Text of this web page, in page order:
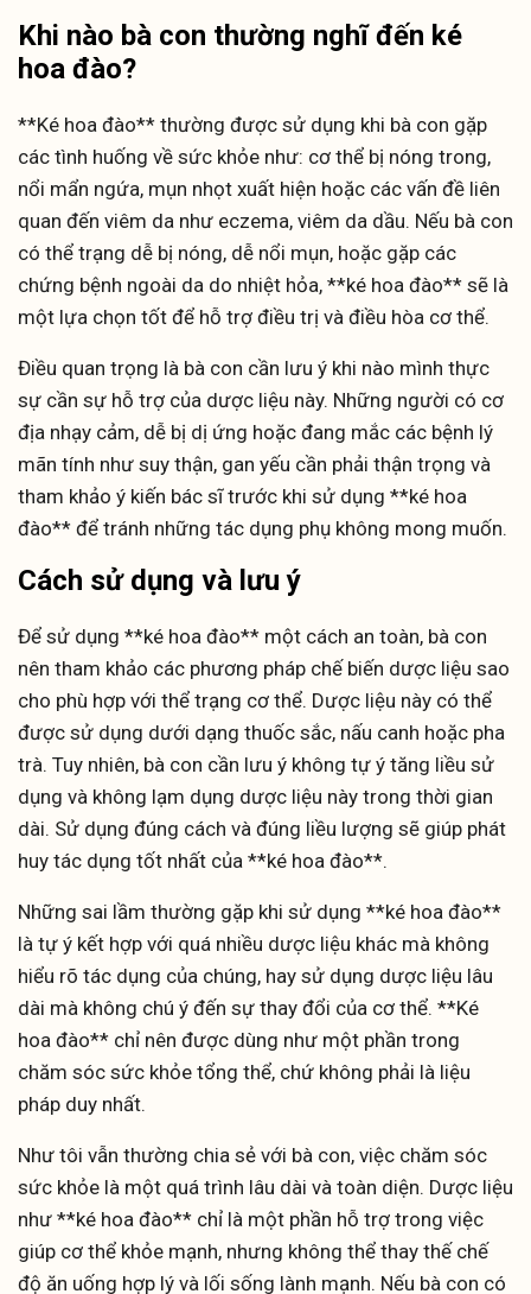
Khi nào bà con thường nghĩ đến ké
hoa đào?
**Ké hoa đào** thường được sử dụng khi bà con gặp
các tình huống về sức khỏe như: cơ thể bị nóng trong,
nổi mẩn ngứa, mụn nhọt xuất hiện hoặc các vấn đề liên
quan đến viêm da như eczema, viêm da dầu. Nếu bà con
có thể trạng dễ bị nóng, dễ nổi mụn, hoặc gặp các
chứng bệnh ngoài da do nhiệt hỏa, **ké hoa đào** sẽ là
một lựa chọn tốt để hỗ trợ điều trị và điều hòa cơ thể.
Điều quan trọng là bà con cần lưu ý khi nào mình thực
sự cần sự hỗ trợ của dược liệu này. Những người có cơ
địa nhạy cảm, dễ bị dị ứng hoặc đang mắc các bệnh lý
mãn tính như suy thận, gan yếu cần phải thận trọng và
tham khảo ý kiến bác sĩ trước khi sử dụng **ké hoa
đào** để tránh những tác dụng phụ không mong muốn.
Cách sử dụng và lưu ý
Để sử dụng **ké hoa đào** một cách an toàn, bà con
nên tham khảo các phương pháp chế biến dược liệu sao
cho phù hợp với thể trạng cơ thể. Dược liệu này có thể
được sử dụng dưới dạng thuốc sắc, nấu canh hoặc pha
trà. Tuy nhiên, bà con cần lưu ý không tự ý tăng liều sử
dụng và không lạm dụng dược liệu này trong thời gian
dài. Sử dụng đúng cách và đúng liều lượng sẽ giúp phát
huy tác dụng tốt nhất của **ké hoa đào**.
Những sai lầm thường gặp khi sử dụng **ké hoa đào**
là tự ý kết hợp với quá nhiều dược liệu khác mà không
hiểu rõ tác dụng của chúng, hay sử dụng dược liệu lâu
dài mà không chú ý đến sự thay đổi của cơ thể. **Ké
hoa đào** chỉ nên được dùng như một phần trong
chăm sóc sức khỏe tổng thể, chứ không phải là liệu
pháp duy nhất.
Như tôi vẫn thường chia sẻ với bà con, việc chăm sóc
sức khỏe là một quá trình lâu dài và toàn diện. Dược liệu
như **ké hoa đào** chỉ là một phần hỗ trợ trong việc
giúp cơ thể khỏe mạnh, nhưng không thể thay thế chế
độ ăn uống hợp lý và lối sống lành mạnh. Nếu bà con có